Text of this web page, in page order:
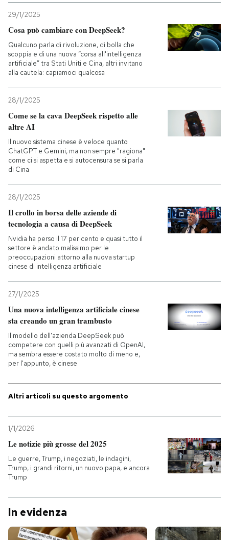
29/1/2025
Cosa può cambiare con DeepSeek?
Qualcuno parla di rivoluzione, di bolla che
scoppia e di una nuova “corsa all'intelligenza
artificiale” tra Stati Uniti e Cina, altri invitano
alla cautela: capiamoci qualcosa
28/1/2025
Come se la cava DeepSeek rispetto alle
altre AI
Il nuovo sistema cinese è veloce quanto
ChatGPT e Gemini, ma non sempre "ragiona"
come ci si aspetta e si autocensura se si parla
di Cina
28/1/2025
Il crollo in borsa delle aziende di
tecnologia a causa di DeepSeek
Nvidia ha perso il 17 per cento e quasi tutto il
settore è andato malissimo per le
preoccupazioni attorno alla nuova startup
cinese di intelligenza artificiale
27/1/2025
Una nuova intelligenza artificiale cinese
sta creando un gran trambusto
Il modello dell'azienda DeepSeek può
competere con quelli più avanzati di OpenAI,
ma sembra essere costato molto di meno e,
per l'appunto, è cinese
Altri articoli su questo argomento
1/1/2026
Le notizie più grosse del 2025
Le guerre, Trump, i negoziati, le indagini,
Trump, i grandi ritorni, un nuovo papa, e ancora
Trump
In evidenza